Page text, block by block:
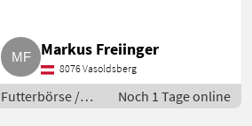
BigPack 1270, Maße 120x70x240
(Längen auf Vorbestellung
variabel
Markus Freiinger
8076 Vasoldsberg
Futterbörse /
Stroh
Noch 1 Tage online